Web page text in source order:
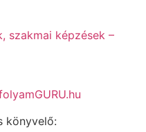
szakmai képzések –
könyvelő: